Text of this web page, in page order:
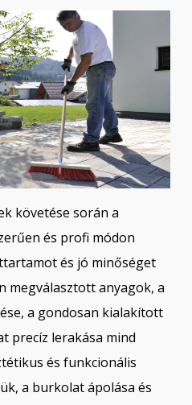
követése során a
és profi módon
és jó minőséget
megválasztott anyagok, a
a gondosan kialakított
precíz lerakása mind
és funkcionális
a burkolat ápolása és